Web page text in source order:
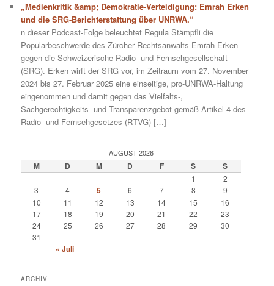
„Medienkritik &amp; Demokratie-Verteidigung: Emrah Erken
und die SRG-Berichterstattung über UNRWA.“
n dieser Podcast-Folge beleuchtet Regula Stämpfli die
Popularbeschwerde des Zürcher Rechtsanwalts Emrah Erken
gegen die Schweizerische Radio- und Fernsehgesellschaft
(SRG). Erken wirft der SRG vor, im Zeitraum vom 27. November
2024 bis 27. Februar 2025 eine einseitige, pro-UNRWA-Haltung
eingenommen und damit gegen das Vielfalts-,
Sachgerechtigkeits- und Transparenzgebot gemäß Artikel 4 des
Radio- und Fernsehgesetzes (RTVG) […]
AUGUST 2026
M D M D F S S
1
2
3
4 5 6 7 8
9
10
11 12 13 14 15
16
17
18 19 20 21 22
23
24
25 26 27 28 29
30
31
« Juli
ARCHIV